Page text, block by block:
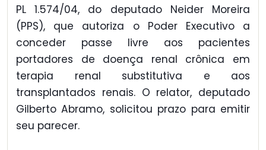
PL 1.574/04, do deputado Neider Moreira
(PPS), que autoriza o Poder Executivo a
conceder passe livre aos pacientes
portadores de doença renal crônica em
terapia renal substitutiva e aos
transplantados renais. O relator, deputado
Gilberto Abramo, solicitou prazo para emitir
seu parecer.